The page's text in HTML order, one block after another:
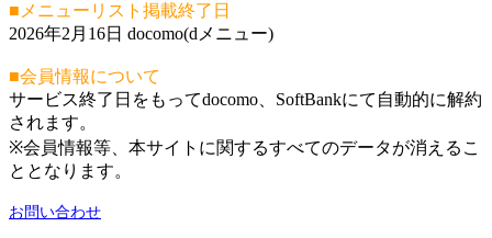
■メニューリスト掲載終了日
2026年2月16日 docomo(dメニュー)
■会員情報について
サービス終了日をもってdocomo、SoftBankにて自動的に解約
されます。
※会員情報等、本サイトに関するすべてのデータが消えるこ
ととなります。
お問い合わせ